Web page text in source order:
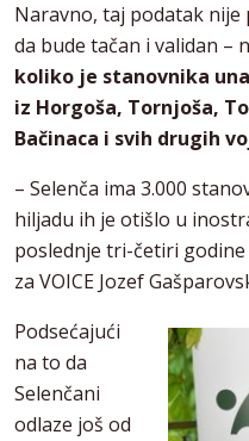
Naravno, taj podatak nije
da bude tačan i validan –
koliko je stanovnika
iz Horgoša, Tornjoša,
Bačinaca i svih drugih
– Selenča ima 3.000
hiljadu ih je otišlo u
poslednje tri-četiri
za VOICE Jozef
Podsećajući
na to da
Selenčani
odlaze još od